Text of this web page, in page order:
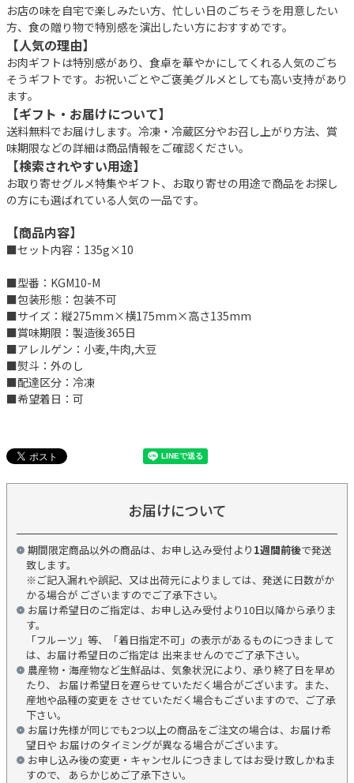
お店の味を自宅で楽しみたい方、忙しい日のごちそうを用意したい
方、食の贈り物で特別感を演出したい方におすすめです。
【人気の理由】
お肉ギフトは特別感があり、食卓を華やかにしてくれる人気のごち
そうギフトです。お祝いごとやご褒美グルメとしても高い支持があり
ます。
【ギフト・お届けについて】
送料無料でお届けします。冷凍・冷蔵区分やお召し上がり方法、賞
味期限などの詳細は商品情報をご確認ください。
【検索されやすい用途】
お取り寄せグルメ特集やギフト、お取り寄せの用途で商品をお探し
の方にも選ばれている人気の一品です。
【商品内容】
■セット内容：135g×10
■型番：KGM10-M
■包装形態：包装不可
■サイズ：縦275mm×横175mm×高さ135mm
■賞味期限：製造後365日
■アレルゲン：小麦,牛肉,大豆
■熨斗：外のし
■配達区分：冷凍
■希望着日：可
お届けについて
期間限定商品以外の商品は、お申し込み受付より 1週間前後で発送
致します。
※ご記入漏れや誤記、又は出荷元によりましては、発送に日数がか
かる場合が ございますのでご了承下さい。
お届け希望日のご指定は、お申し込み受付より10日以降から承りま
す。
「フルーツ」等、「着日指定不可」の表示があるものにつきまして
は、お届け希望日のご指定は 出来ませんのでご了承下さい。
農産物・海産物など生鮮品は、気象状況により、承り終了日を早め
たり、 お届け希望日を遅らせていただく場合がございます。また、
産地や品種の変更を させていただく場合もございますので、ご了承
下さい。
お届け先様が同じでも2つ以上の商品をご注文の場合は、お届け希
望日や お届けのタイミングが異なる場合がございます。
お申し込み後の変更・キャンセルにつきましてはお受け致しかねま
すので、 あらかじめご了承下さい。